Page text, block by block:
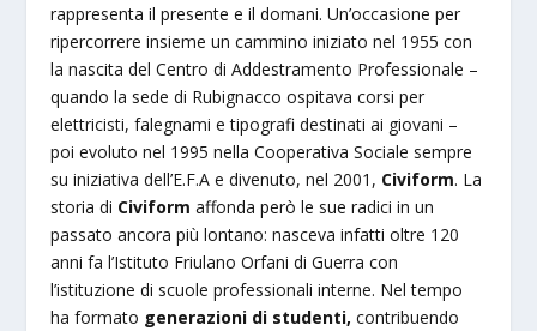
rappresenta il presente e il domani. Un’occasione per
ripercorrere insieme un cammino iniziato nel 1955 con
la nascita del Centro di Addestramento Professionale –
quando la sede di Rubignacco ospitava corsi per
elettricisti, falegnami e tipografi destinati ai giovani –
poi evoluto nel 1995 nella Cooperativa Sociale sempre
su iniziativa dell’E.F.A e divenuto, nel 2001, Civiform. La
storia di Civiform affonda però le sue radici in un
passato ancora più lontano: nasceva infatti oltre 120
anni fa l’Istituto Friulano Orfani di Guerra con
l’istituzione di scuole professionali interne. Nel tempo
ha formato generazioni di studenti,contribuendo